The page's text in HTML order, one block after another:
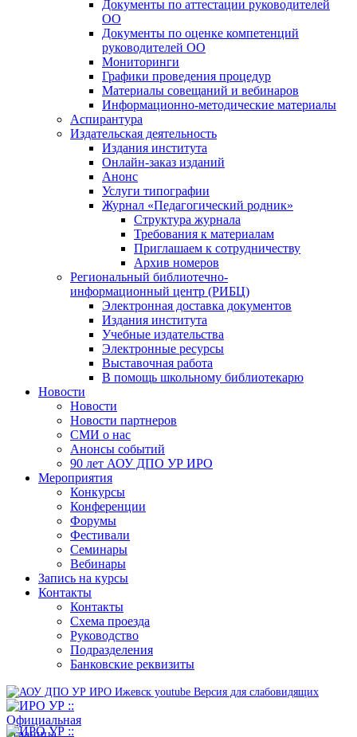
Документы по аттестации руководителей
ОО
Документы по оценке компетенций
руководителей ОО
Мониторинги
Графики проведения процедур
Материалы совещаний и вебинаров
Информационно-методические материалы
Аспирантура
Издательская деятельность
Издания института
Онлайн-заказ изданий
Анонс
Услуги типографии
Журнал «Педагогический родник»
Структура журнала
Требования к материалам
Приглашаем к сотрудничеству
Архив номеров
Региональный библиотечно-
информационный центр (РИБЦ)
Электронная доставка документов
Издания института
Учебные издательства
Электронные ресурсы
Выставочная работа
В помощь школьному библиотекарю
Новости
Новости
Новости партнеров
СМИ о нас
Анонсы событий
90 лет АОУ ДПО УР ИРО
Мероприятия
Конкурсы
Конференции
Форумы
Фестивали
Семинары
Вебинары
Запись на курсы
Контакты
Контакты
Схема проезда
Руководство
Подразделения
Банковские реквизиты
Версия для слабовидящих